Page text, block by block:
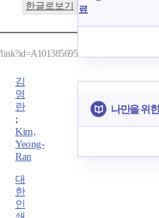
한글로보기
김
영
란
;
Kim,
Yeong-
Ran
대
한
인
료
나만을 위